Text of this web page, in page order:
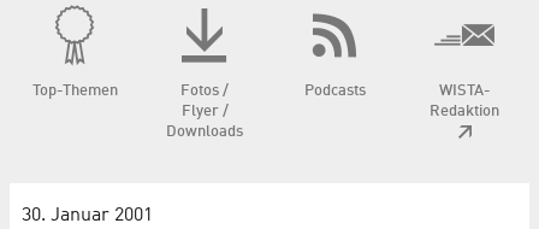
Top-Themen
Fotos /
Flyer /
Downloads
Podcasts
WISTA-
Redaktion
30. Januar 2001